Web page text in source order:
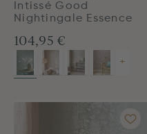
Intissé Good
Nightingale Essence
104,95 €
+